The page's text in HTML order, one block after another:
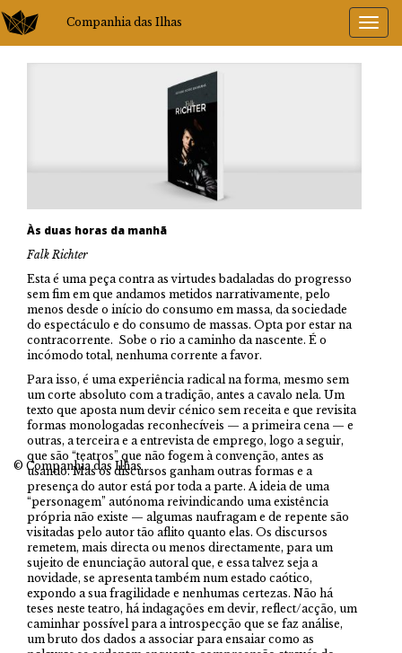
Companhia das Ilhas
Às duas horas da manhã
Falk Richter
Esta é uma peça contra as virtudes badaladas do progresso
sem fim em que andamos metidos narrativamente, pelo
menos desde o início do consumo em massa, da sociedade
do espectáculo e do consumo de massas. Opta por estar na
contracorrente. Sobe o rio a caminho da nascente. É o
incómodo total, nenhuma corrente a favor.
Para isso, é uma experiência radical na forma, mesmo sem
um corte absoluto com a tradição, antes a cavalo nela. Um
texto que aposta num devir cénico sem receita e que revisita
formas monologadas reconhecíveis — a primeira cena — e
outras, a terceira e a entrevista de emprego, logo a seguir,
que são “teatros” que não fogem à convenção, antes as
usando. Mas os discursos ganham outras formas e a
presença do autor está por toda a parte. A ideia de uma
“personagem” autónoma reivindicando uma existência
própria não existe — algumas naufragam e de repente são
visitadas pelo autor tão aflito quanto elas. Os discursos
remetem, mais directa ou menos directamente, para um
sujeito de enunciação autoral que, e essa talvez seja a
novidade, se apresenta também num estado caótico,
expondo a sua fragilidade e nenhumas certezas. Não há
teses neste teatro, há indagações em devir, reflect/acção, um
caminhar possível para a introspecção que se faz análise,
um bruto dos dados a associar para ensaiar como as
© Companhia das Ilhas